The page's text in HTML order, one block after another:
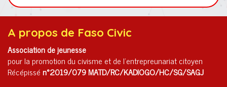
A propos de Faso Civic
Association de jeunesse
pour la promotion du civisme et de l'entrepreunariat citoyen
Récépissén°2019/079 MATD/RC/KADIOGO/HC/SG/SAGJ